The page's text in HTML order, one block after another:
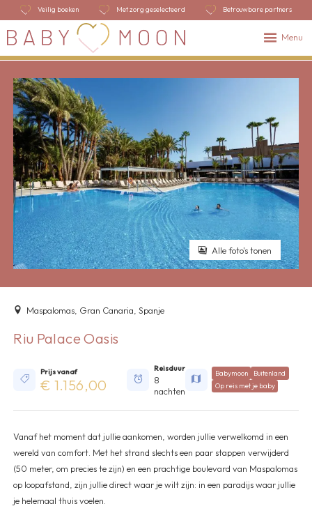
Veilig boeken Met zorg geselecteerd Betrouwbare partners
Menu
Alle foto's tonen
Maspalomas, Gran Canaria, Spanje
Riu Palace Oasis
Prijs vanaf
€ 1.156,00
Reisduur
8
nachten
Babymoon
Buitenland
Op reis met je baby
Vanaf het moment dat jullie aankomen, worden jullie verwelkomd in een
wereld van comfort. Met het strand slechts een paar stappen verwijderd
(50 meter, om precies te zijn) en een prachtige boulevard van Maspalomas
op loopafstand, zijn jullie direct waar je wilt zijn: in een paradijs waar jullie
je helemaal thuis voelen.